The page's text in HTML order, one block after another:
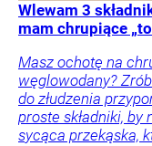
Wlewam 3
mam chrupiące
Masz ochotę na
węglowodany?
do złudzenia
proste składniki, by
sycąca przekąska,